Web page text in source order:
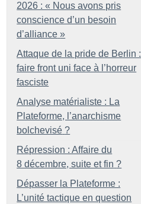
2026 : « Nous avons pris
conscience d’un besoin
d’alliance »
Attaque de la pride de Berlin :
faire front uni face à l’horreur
fasciste
Analyse matérialiste : La
Plateforme, l’anarchisme
bolchevisé ?
Répression : Affaire du
8 décembre, suite et fin ?
Dépasser la Plateforme :
L’unité tactique en question